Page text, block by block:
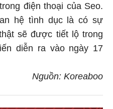
điện thoại của Seo.
hệ tình dục là có sự
sẽ được tiết lộ trong
diễn ra vào ngày 17
Nguồn: Koreaboo